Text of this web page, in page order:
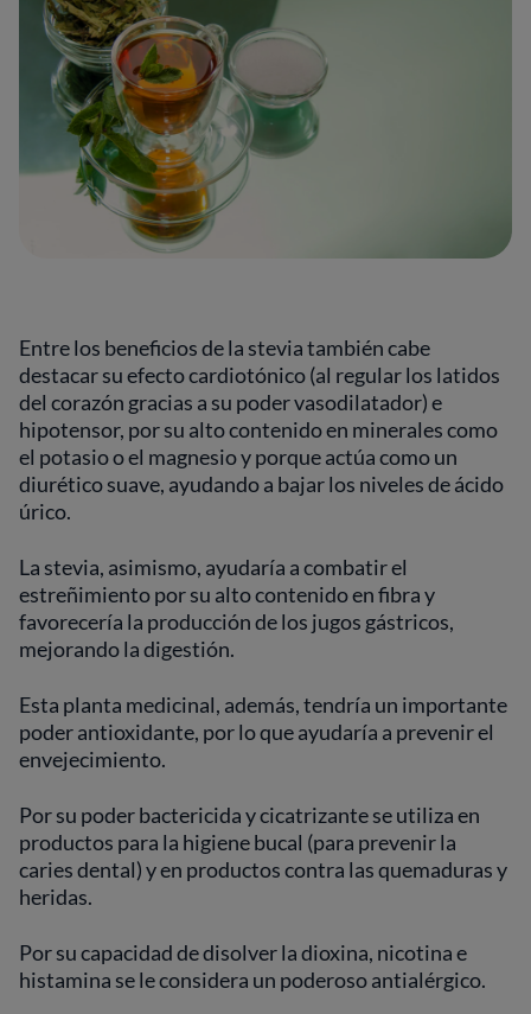
Entre los beneficios de la stevia también cabe
destacar su efecto cardiotónico (al regular los latidos
del corazón gracias a su poder vasodilatador) e
hipotensor, por su alto contenido en minerales como
el potasio o el magnesio y porque actúa como un
diurético suave, ayudando a bajar los niveles de ácido
úrico.
La stevia, asimismo, ayudaría a combatir el
estreñimiento por su alto contenido en fibra y
favorecería la producción de los jugos gástricos,
mejorando la digestión.
Esta planta medicinal, además, tendría un importante
poder antioxidante, por lo que ayudaría a prevenir el
envejecimiento.
Por su poder bactericida y cicatrizante se utiliza en
productos para la higiene bucal (para prevenir la
caries dental) y en productos contra las quemaduras y
heridas.
Por su capacidad de disolver la dioxina, nicotina e
histamina se le considera un poderoso antialérgico.